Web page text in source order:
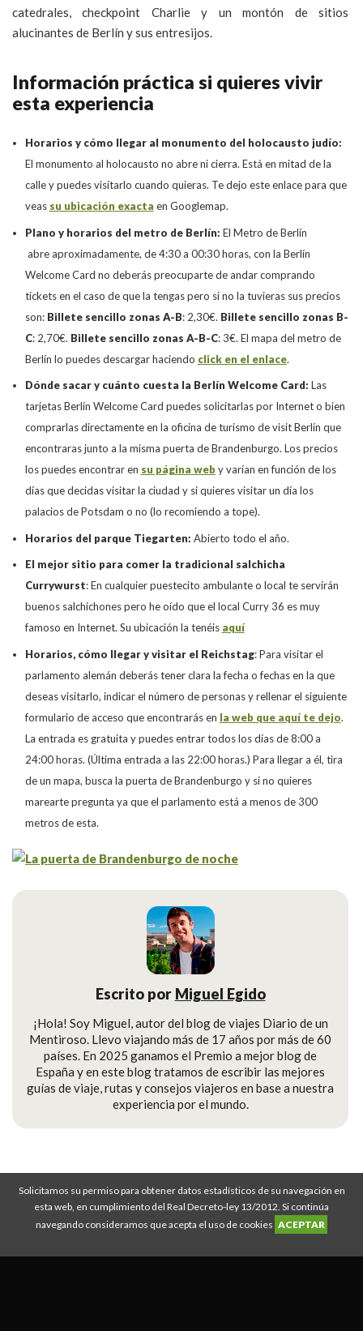
Solicitamos su permiso para obtener datos estadísticos de su navegación en
esta web, en cumplimiento del Real Decreto-ley 13/2012. Si continúa
navegando consideramos que acepta el uso de cookies ACEPTAR
catedrales, checkpoint Charlie y un montón de sitios
alucinantes de Berlín y sus entresijos.
Información práctica si quieres vivir
esta experiencia
Horarios y cómo llegar al monumento del holocausto judío:
El monumento al holocausto no abre ni cierra. Está en mitad de la
calle y puedes visitarlo cuando quieras. Te dejo este enlace para que
veas su ubicación exacta en Googlemap.
Plano y horarios del metro de Berlín: El Metro de Berlín
abre aproximadamente, de 4:30 a 00:30 horas, con la Berlín
Welcome Card no deberás preocuparte de andar comprando
tickets en el caso de que la tengas pero si no la tuvieras sus precios
son: Billete sencillo zonas A-B: 2,30€. Billete sencillo zonas B-
C: 2,70€. Billete sencillo zonas A-B-C: 3€. El mapa del metro de
Berlín lo puedes descargar haciendo click en el enlace.
Dónde sacar y cuánto cuesta la Berlín Welcome Card: Las
tarjetas Berlín Welcome Card puedes solicitarlas por Internet o bien
comprarlas directamente en la oficina de turismo de visit Berlín que
encontraras junto a la misma puerta de Brandenburgo. Los precios
los puedes encontrar en su página web y varían en función de los
días que decidas visitar la ciudad y si quieres visitar un día los
palacios de Potsdam o no (lo recomiendo a tope).
Horarios del parque Tiegarten: Abierto todo el año.
El mejor sitio para comer la tradicional salchicha
Currywurst: En cualquier puestecito ambulante o local te servirán
buenos salchichones pero he oído que el local Curry 36 es muy
famoso en Internet. Su ubicación la tenéis aquí
Horarios, cómo llegar y visitar el Reichstag: Para visitar el
parlamento alemán deberás tener clara la fecha o fechas en la que
deseas visitarlo, indicar el número de personas y rellenar el siguiente
formulario de acceso que encontrarás en la web que aquí te dejo.
La entrada es gratuita y puedes entrar todos los días de 8:00 a
24:00 horas. (Última entrada a las 22:00 horas.) Para llegar a él, tira
de un mapa, busca la puerta de Brandenburgo y si no quieres
marearte pregunta ya que el parlamento está a menos de 300
metros de esta.
Escrito por Miguel Egido
¡Hola! Soy Miguel, autor del blog de viajes Diario de un
Mentiroso. Llevo viajando más de 17 años por más de 60
países. En 2025 ganamos el Premio a mejor blog de
España y en este blog tratamos de escribir las mejores
guías de viaje, rutas y consejos viajeros en base a nuestra
experiencia por el mundo.
Diario de un Mentiroso © Copyright 2008-2026
Descuento IATI Seguros|Guías de viaje| Rutas de viajes|Mejor seguro de